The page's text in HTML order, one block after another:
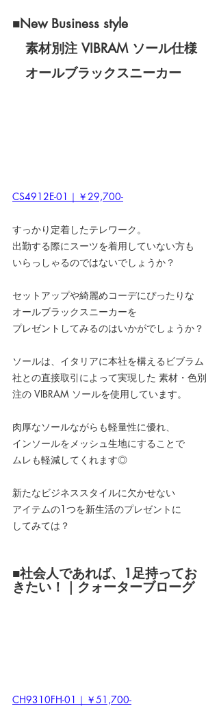
■New Business style
素材別注 VIBRAM ソール仕様
オールブラックスニーカー
CS4912E-01｜￥29,700-
すっかり定着したテレワーク。
出勤する際にスーツを着用していない方も
いらっしゃるのではないでしょうか？
セットアップや綺麗めコーデにぴったりな
オールブラックスニーカーを
プレゼントしてみるのはいかがでしょうか？
ソールは、イタリアに本社を構えるビブラム
社との直接取引によって実現した 素材・色別
注の VIBRAM ソールを使用しています。
肉厚なソールながらも軽量性に優れ、
インソールをメッシュ生地にすることで
ムレも軽減してくれます◎
新たなビジネススタイルに欠かせない
アイテムの1つを新生活のプレゼントに
してみては？
■社会人であれば、1足持ってお
きたい！｜クォーターブローグ
CH9310FH-01｜￥51,700-